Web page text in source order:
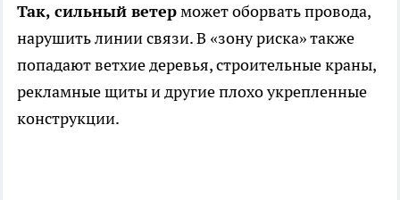
Так, сильный ветерможет оборвать провода,
нарушить линии связи. В «зону риска» также
попадают ветхие деревья, строительные краны,
рекламные щиты и другие плохо укрепленные
конструкции.